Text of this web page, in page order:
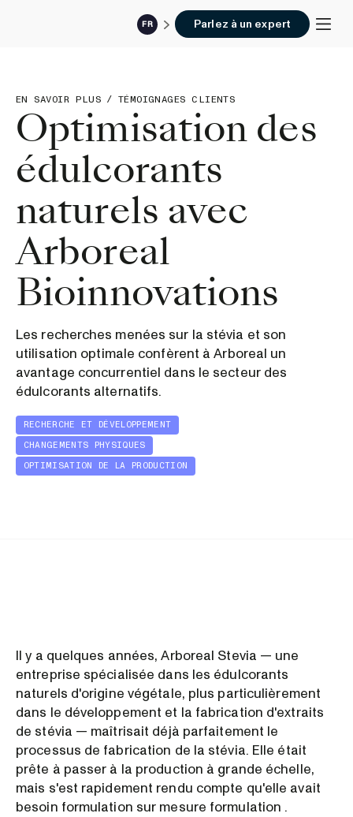
FR Parlez à un expert
EN SAVOIR PLUS / TÉMOIGNAGES CLIENTS
Optimisation des
édulcorants
naturels avec
Arboreal
Bioinnovations
Les recherches menées sur la stévia et son
utilisation optimale confèrent à Arboreal un
avantage concurrentiel dans le secteur des
édulcorants alternatifs.
RECHERCHE ET DÉVELOPPEMENT
CHANGEMENTS PHYSIQUES
OPTIMISATION DE LA PRODUCTION
Il y a quelques années, Arboreal Stevia — une
entreprise spécialisée dans les édulcorants
naturels d'origine végétale, plus particulièrement
dans le développement et la fabrication d'extraits
de stévia — maîtrisait déjà parfaitement le
processus de fabrication de la stévia. Elle était
prête à passer à la production à grande échelle,
mais s'est rapidement rendu compte qu'elle avait
besoin formulation sur mesure formulation .